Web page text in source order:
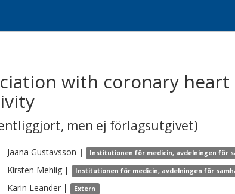
with coronary
men ej förlagsutgivet)
Jaana Gustavsson | Institutionen för medicin, avdelningen för
Kirsten Mehlig | Institutionen för medicin, avdelningen för
Karin Leander | Extern